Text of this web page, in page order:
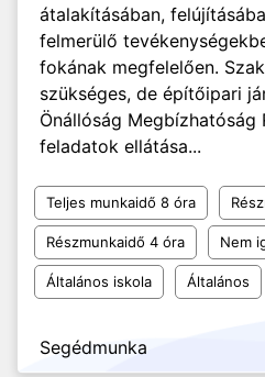
átalakításában,
felmerülő
fokának megfelelően.
szükséges, de építőipari
Önállóság Megbízhatóság
feladatok ellátása...
Teljes munkaidő 8 óra
Részmunkaidő 4 óra Nem
Általános iskola Általános
Segédmunka